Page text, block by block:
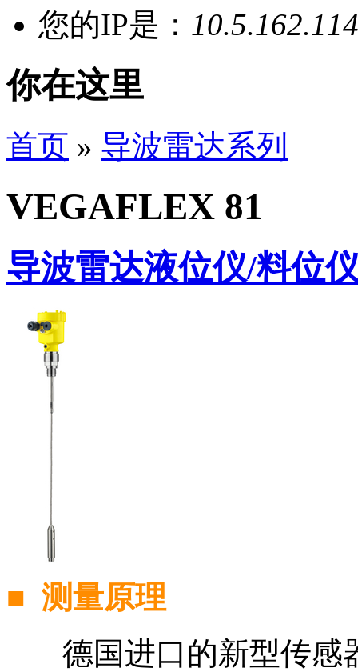
您的IP是： 10.5.162.114
你在这里
首页 » 导波雷达系列
VEGAFLEX 81
导波雷达液位仪/料位
■ 测量原理
德国进口的新型传感